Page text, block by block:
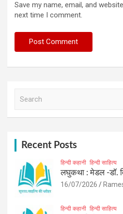
Save my name, email, and
next time I comment.
Recent Posts
हिन्दी कहानी हिन्दी साहित्य
लघुकथा : मेडल -डॉ.
16/07/2026
हिन्दी कहानी हिन्दी साहित्य